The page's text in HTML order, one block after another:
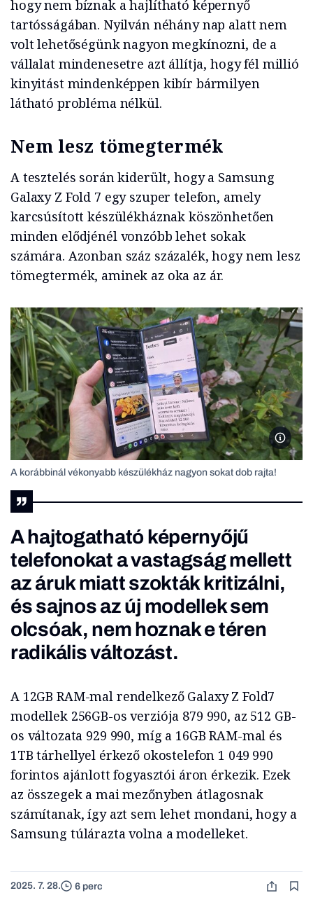
hogy nem bíznak a hajlítható képernyő
tartósságában. Nyilván néhány nap alatt nem
volt lehetőségünk nagyon megkínozni, de a
vállalat mindenesetre azt állítja, hogy fél millió
kinyitást mindenképpen kibír bármilyen
látható probléma nélkül.
Nem lesz tömegtermék
A tesztelés során kiderült, hogy a Samsung
Galaxy Z Fold 7 egy szuper telefon, amely
karcsúsított készülékháznak köszönhetően
minden elődjénél vonzóbb lehet sokak
számára. Azonban száz százalék, hogy nem lesz
tömegtermék, aminek az oka az ár.
A
A korábbinál vékonyabb készülékház nagyon sokat dob rajta!
A hajtogatható képernyőjű
telefonokat a vastagság mellett
az áruk miatt szokták kritizálni,
és sajnos az új modellek sem
olcsóak, nem hoznak e téren
radikális változást.
A 12GB RAM-mal rendelkező Galaxy Z Fold7
modellek 256GB-os verziója 879 990, az 512 GB-
os változata 929 990, míg a 16GB RAM-mal és
1TB tárhellyel érkező okostelefon 1 049 990
forintos ajánlott fogyasztói áron érkezik. Ezek
az összegek a mai mezőnyben átlagosnak
számítanak, így azt sem lehet mondani, hogy a
Samsung túlárazta volna a modelleket.
2025. 7. 28. 6 perc